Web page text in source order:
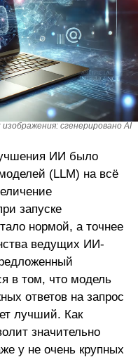
сгенерировано AI
ИИ было
(LLM) на всё
запуске
нормой, а точнее
ведущих ИИ-
в том, что модель
ответов на запрос
лучший. Как
значительно
у не очень крупных